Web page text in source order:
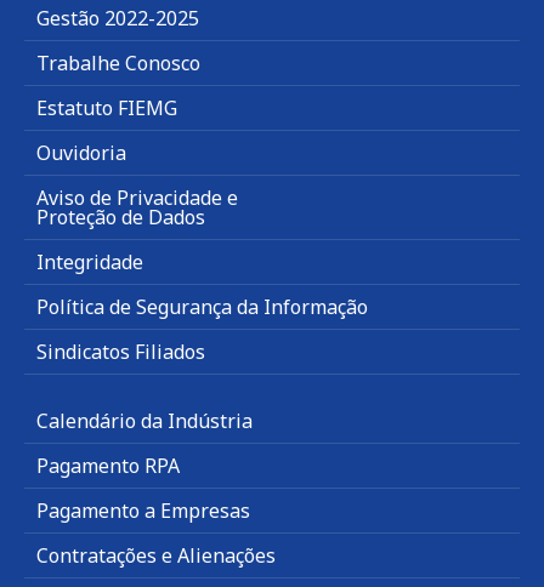
Gestão 2022-2025
Trabalhe Conosco
Estatuto FIEMG
Ouvidoria
Aviso de Privacidade e
Proteção de Dados
Integridade
Política de Segurança da Informação
Sindicatos Filiados
Calendário da Indústria
Pagamento RPA
Pagamento a Empresas
Contratações e Alienações